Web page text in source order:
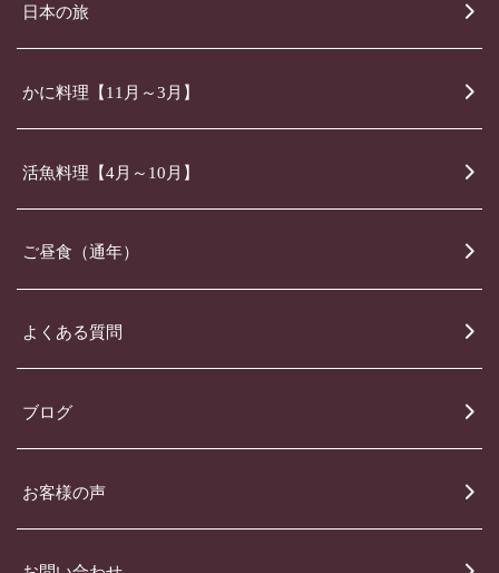
日本の旅
かに料理【11月～3月】
活魚料理【4月～10月】
ご昼食（通年）
よくある質問
ブログ
お客様の声